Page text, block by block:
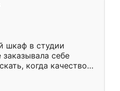
шкаф в студии
заказывала себе
когда качеством
кухня уже почти